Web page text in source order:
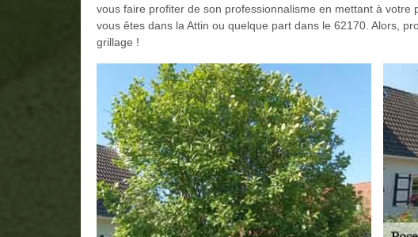
vous faire profiter de son professionnalisme en mettant à
vous êtes dans la Attin ou quelque part dans le 62170. Alors,
grillage !